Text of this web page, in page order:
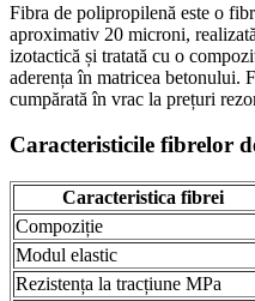
Fibra de polipropilenă este o
aproximativ 20 microni,
izotactică și tratată cu o
aderența în matricea betonului.
cumpărată în vrac la prețuri
Caracteristicile fibrelor
Caracteristica fibrei
Compoziție
Modul elastic
Rezistența la tracțiune MPa